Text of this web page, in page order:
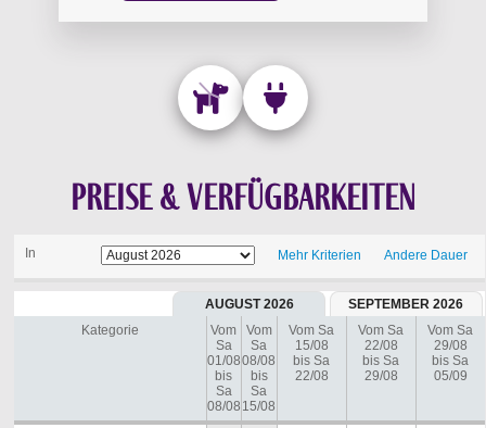
Preise & Verfügbarkeiten
In Mehr Kriterien Andere Dauer
AUGUST 2026
SEPTEMBER 2026
Kategorie
Vom
Sa
01/08
bis
Sa
08/08
Vom
Sa
08/08
bis
Sa
15/08
Vom Sa
15/08
bis Sa
22/08
Vom Sa
22/08
bis Sa
29/08
Vom Sa
29/08
bis Sa
05/09